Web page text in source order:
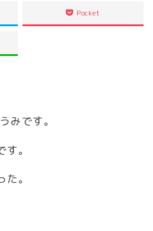
Pocket
みです。
。
。